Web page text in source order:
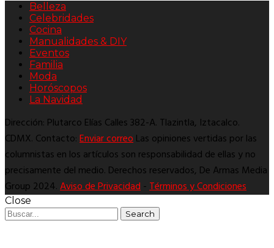
Belleza
Celebridades
Cocina
Manualidades & DIY
Eventos
Familia
Moda
Horóscopos
La Navidad
Dirección: Plutarco Elías Calles 382-A. Tlazintla, Iztacalco.
CDMX. Contacto:Enviar correoLas opiniones vertidas por las
columnistas en los artículos son responsabilidad de ellas y no
precisamente del medio. Derechos reservados, De Armas Media
Group 2024.Aviso de Privacidad-Términos y Condiciones
Close